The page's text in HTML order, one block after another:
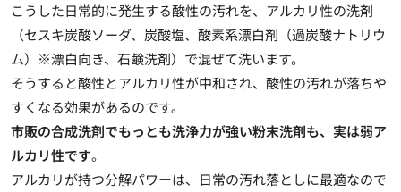
こうした日常的に発生する酸性の汚れを、アルカリ性の洗剤
（セスキ炭酸ソーダ、炭酸塩、酸素系漂白剤（過炭酸ナトリウ
ム）※漂白向き、石鹸洗剤）で混ぜて洗います。
そうすると酸性とアルカリ性が中和され、酸性の汚れが落ちや
すくなる効果があるのです。
市販の合成洗剤でもっとも洗浄力が強い粉末洗剤も、実は弱ア
ルカリ性です。
アルカリが持つ分解パワーは、日常の汚れ落としに最適なので